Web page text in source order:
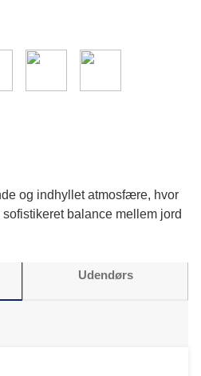
og indhyllet atmosfære, hvor
balance mellem jord
Udendørs